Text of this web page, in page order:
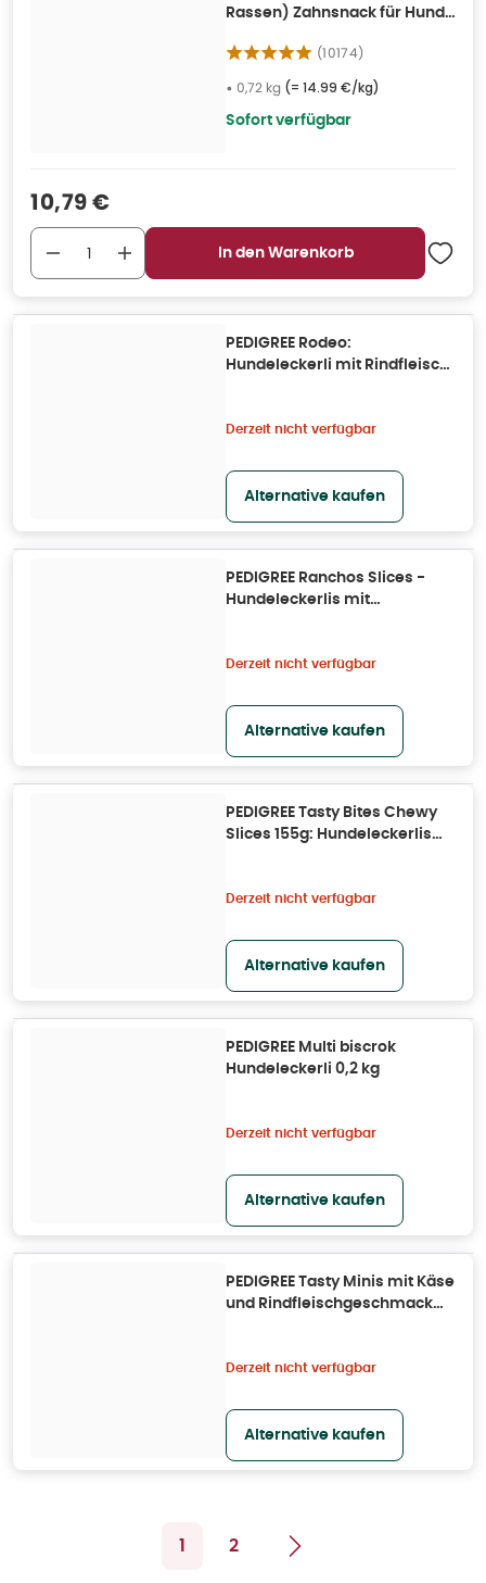
Rassen) Zahnsnack für Hunde
(10174)
• 0,72 kg (= 14.99 €/kg)
Sofort verfügbar
Verkaufspreis
10,79 €
In den Warenkorb
PEDIGREE Rodeo:
Hundeleckerli mit Rindfleisch
Derzeit nicht verfügbar
Alternative kaufen
PEDIGREE Ranchos Slices -
Hundeleckerlis mit
Derzeit nicht verfügbar
Alternative kaufen
PEDIGREE Tasty Bites Chewy
Slices 155g: Hundeleckerlis
Derzeit nicht verfügbar
Alternative kaufen
PEDIGREE Multi biscrok
Hundeleckerli 0,2 kg
Derzeit nicht verfügbar
Alternative kaufen
PEDIGREE Tasty Minis mit Käse
und Rindfleischgeschmack
Derzeit nicht verfügbar
Alternative kaufen
1 2